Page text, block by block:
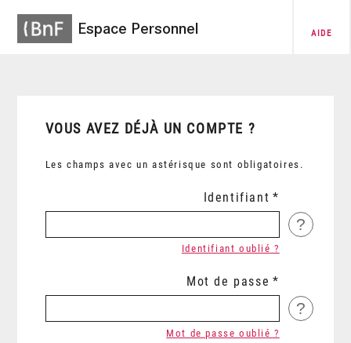
Espace Personnel AIDE
VOUS AVEZ DÉJÀ UN COMPTE ?
Les champs avec un astérisque sont obligatoires.
Identifiant
?
Identifiant oublié ?
Mot de passe
?
Mot de passe oublié ?